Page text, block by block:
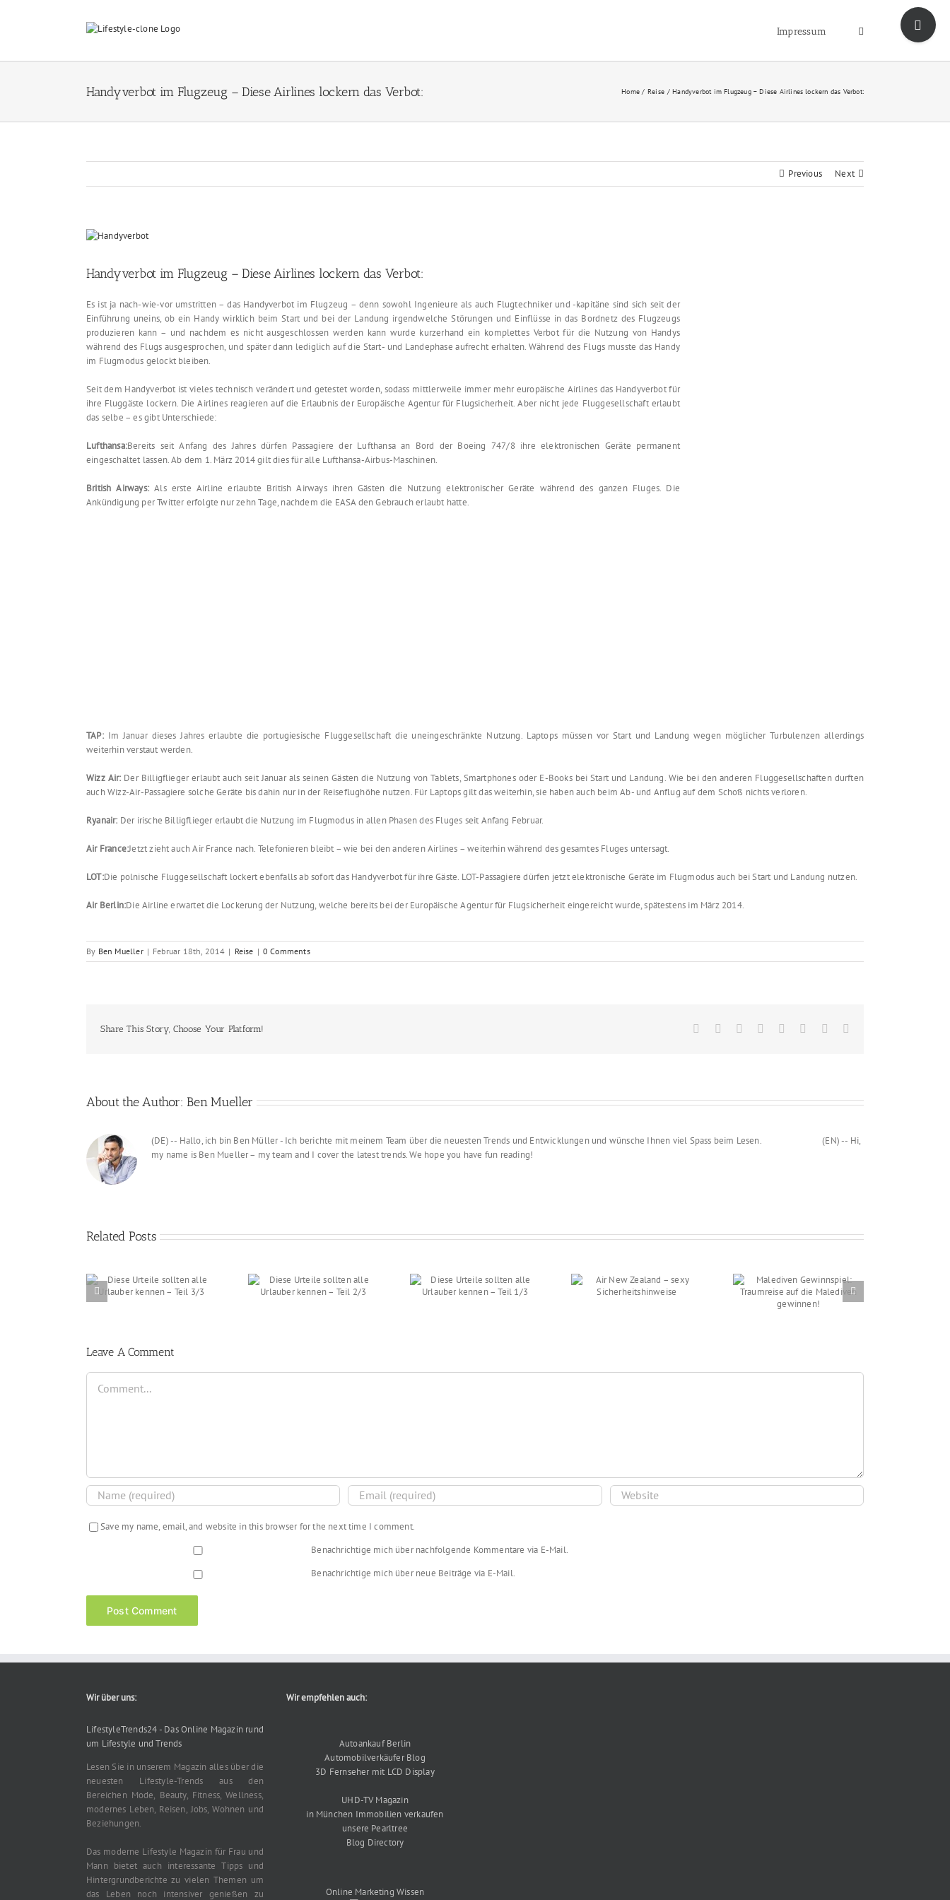
Impressum
Handyverbot im Flugzeug – Diese Airlines lockern das Verbot: Home Reise Handyverbot im Flugzeug – Diese Airlines lockern das Verbot:
Previous Next
View
Handyverbot im Flugzeug – Diese Airlines lockern das Verbot:
Es ist ja nach-wie-vor umstritten – das Handyverbot im Flugzeug – denn sowohl Ingenieure als auch Flugtechniker und -kapitäne sind sich seit der
Einführung uneins, ob ein Handy wirklich beim Start und bei der Landung irgendwelche Störungen und Einflüsse in das Bordnetz des Flugzeugs
produzieren kann – und nachdem es nicht ausgeschlossen werden kann wurde kurzerhand ein komplettes Verbot für die Nutzung von Handys
während des Flugs ausgesprochen, und später dann lediglich auf die Start- und Landephase aufrecht erhalten. Während des Flugs musste das Handy
im Flugmodus gelockt bleiben.
Seit dem Handyverbot ist vieles technisch verändert und getestet worden, sodass mittlerweile immer mehr europäische Airlines das Handyverbot für
ihre Fluggäste lockern. Die Airlines reagieren auf die Erlaubnis der Europäische Agentur für Flugsicherheit. Aber nicht jede Fluggesellschaft erlaubt
das selbe – es gibt Unterschiede:
Lufthansa:Bereits seit Anfang des Jahres dürfen Passagiere der Lufthansa an Bord der Boeing 747/8 ihre elektronischen Geräte permanent
eingeschaltet lassen. Ab dem 1. März 2014 gilt dies für alle Lufthansa-Airbus-Maschinen.
British Airways: Als erste Airline erlaubte British Airways ihren Gästen die Nutzung elektronischer Geräte während des ganzen Fluges. Die
Ankündigung per Twitter erfolgte nur zehn Tage, nachdem die EASA den Gebrauch erlaubt hatte.
TAP:Im Januar dieses Jahres erlaubte die portugiesische Fluggesellschaft die uneingeschränkte Nutzung. Laptops müssen vor Start und Landung wegen möglicher Turbulenzen allerdings
weiterhin verstaut werden.
Wizz Air: Der Billigflieger erlaubt auch seit Januar als seinen Gästen die Nutzung von Tablets, Smartphones oder E-Books bei Start und Landung. Wie bei den anderen Fluggesellschaften durften
auch Wizz-Air-Passagiere solche Geräte bis dahin nur in der Reiseflughöhe nutzen. Für Laptops gilt das weiterhin, sie haben auch beim Ab- und Anflug auf dem Schoß nichts verloren.
Ryanair: Der irische Billigflieger erlaubt die Nutzung im Flugmodus in allen Phasen des Fluges seit Anfang Februar.
Air France:Jetzt zieht auch Air France nach. Telefonieren bleibt – wie bei den anderen Airlines – weiterhin während des gesamtes Fluges untersagt.
LOT:Die polnische Fluggesellschaft lockert ebenfalls ab sofort das Handyverbot für ihre Gäste. LOT-Passagiere dürfen jetzt elektronische Geräte im Flugmodus auch bei Start und Landung nutzen.
Air Berlin:Die Airline erwartet die Lockerung der Nutzung, welche bereits bei der Europäische Agentur für Flugsicherheit eingereicht wurde, spätestens im März 2014.
By Ben Mueller | Februar 18th, 2014 | Reise | 0 Comments
Share This Story, Choose Your Platform! Facebook Reddit LinkedIn
TumblrPinterest
About the Author: Ben Mueller
(DE) -- Hallo, ich bin Ben Müller - Ich berichte mit meinem Team über die neuesten Trends und Entwicklungen und wünsche Ihnen viel Spass beim Lesen. (EN) -- Hi,
my name is Ben Mueller – my team and I cover the latest trends. We hope you have fun reading!
Related Posts
Diese Urteile sollten alle
Diese Urteile sollten alle
Air New Zealand –
Malediven Gewinnspiel:
Leave A Comment
Comment
Save my name, email, and website in this browser for the next time I comment.
Benachrichtige mich über nachfolgende Kommentare via E-Mail.
Benachrichtige mich über neue Beiträge via E-Mail.
Wir über uns:
LifestyleTrends24 - Das Online Magazin rund
um Lifestyle und Trends
Lesen Sie in unserem Magazin alles über die
neuesten Lifestyle-Trends aus den
Bereichen Mode, Beauty, Fitness, Wellness,
modernes Leben, Reisen, Jobs, Wohnen und
Beziehungen.
Das moderne Lifestyle Magazin für Frau und
Mann bietet auch interessante Tipps und
Hintergrundberichte zu vielen Themen um
das Leben noch intensiver genießen zu
Wir empfehlen auch:
Autoankauf Berlin
Automobilverkäufer Blog
3D Fernseher mit LCD Display
UHD-TV Magazin
in München Immobilien verkaufen
unsere Pearltree
Blog Directory
Online Marketing Wissen
Toggle
Sliding
Bar